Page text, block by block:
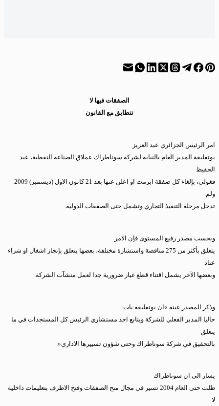
الصفقات فيها لا
تتطابق مع القانون
امر الرئيس الجزائري عبد العزيز
بوتفليقة المدير العام بالنيابة لشركة سوناطراك عملاق الصناعة النفطية، عبد
الحفيظ
فغولي، بإلغاء كل صفقة ابرمت او اعلن عنها بعد 21 كانون الاول (ديسمبر) 2009
ولم
تدخل مرحلة التنفيذ التجاري وتشمل حتى الصفقات الدولية.
وبحسب مصدر رفيع المستوى فإن الامر
يتعلق بأكثر من 275 مناقصة واستشارة مختلفة، بعضها يتعلق بإنجاز اشغال او شراء
عتاد
وبعضها الآخر يشمل اقتناء قطع غيار ضرورية جدا لعمل منشآت الشركة.
وذكر المصدر عينه »ان بوتفليقة بات
حاليا المدير الفعلي للشركة ويتابع احد مستشاري الرئيس كل المستجدات في ما
يتعلق
بالتحقيق في شركة سوناطراك وحتى شؤون تسييرها الاداري«.
يشار الى ان سوناطراك
ظلت حتى العام 2004 تسير في مجال منح الصفقات وفتح الاظرف بتعليمات داخلية
لا